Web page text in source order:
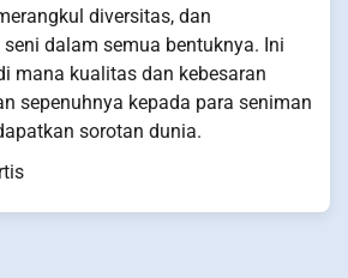
diversitas, dan
dalam semua bentuknya. Ini
mana kualitas dan kebesaran
sepenuhnya kepada para seniman
sorotan dunia.